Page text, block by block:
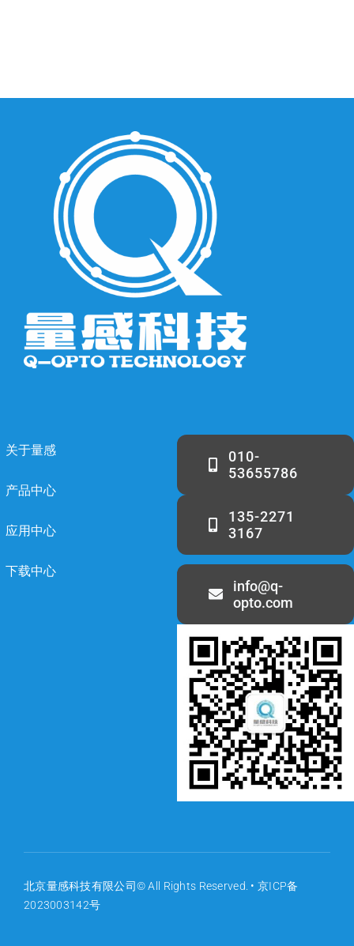
关于量感
产品中心
应用中心
下载中心
010-
53655786
135-2271
3167
info@q-
opto.com
北京量感科技有限公司© All Rights Reserved. • 京ICP备
2023003142号